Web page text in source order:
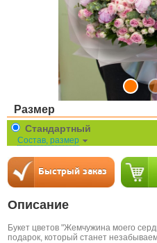
Размер
Стандартный
Состав, размер
Описание
Букет цветов "Жемчужина моего
подарок, который станет